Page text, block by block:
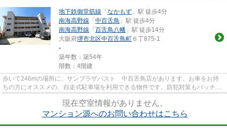
地下鉄御堂筋線 「 なかもず 」駅 徒歩4分
南海高野線 「 中百舌鳥 」駅 徒歩4分
南海高野線 「 百舌鳥八幡 」駅 徒歩14分
大阪府堺市北区中百舌鳥町 ６丁875-1
-
築年数：築54年
階数：4階建
歩いて246mの場所に、サンプラザパスト 中百舌鳥店があります。お車をお持
ちの方にオススメの、自走式駐車場を利用できる物件です。防犯対策もバッチリ
現在空室情報がありません。
マンション源へのお問い合わせはこちら